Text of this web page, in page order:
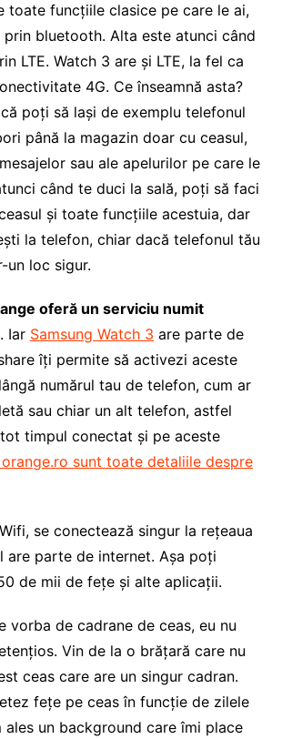
toate funcțiile clasice pe care le ai,
bluetooth. Alta este atunci când
LTE. Watch 3 are și LTE, la fel ca
4G. Ce înseamnă asta?
poți să lași de exemplu telefonul
până la magazin doar cu ceasul,
sau ale apelurilor pe care le
când te duci la sală, poți să faci
și toate funcțiile acestuia, dar
la telefon, chiar dacă telefonul tău
un loc sigur.
oferă un serviciu numit
. Iar Samsung Watch 3 are parte de
îți permite să activezi aceste
numărul tau de telefon, cum ar
sau chiar un alt telefon, astfel
timpul conectat și pe aceste
orange.ro sunt toate detaliile despre
se conectează singur la rețeaua
parte de internet. Așa poți
de mii de fețe și alte aplicații.
vorba de cadrane de ceas, eu nu
Vin de la o brățară care nu
ceas care are un singur cadran.
fețe pe ceas în funcție de zilele
ales un background care îmi place